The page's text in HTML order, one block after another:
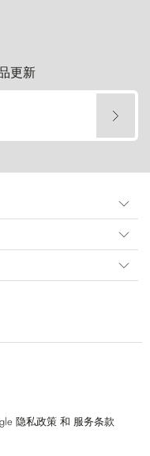
更新
隐私政策 和 服务条款